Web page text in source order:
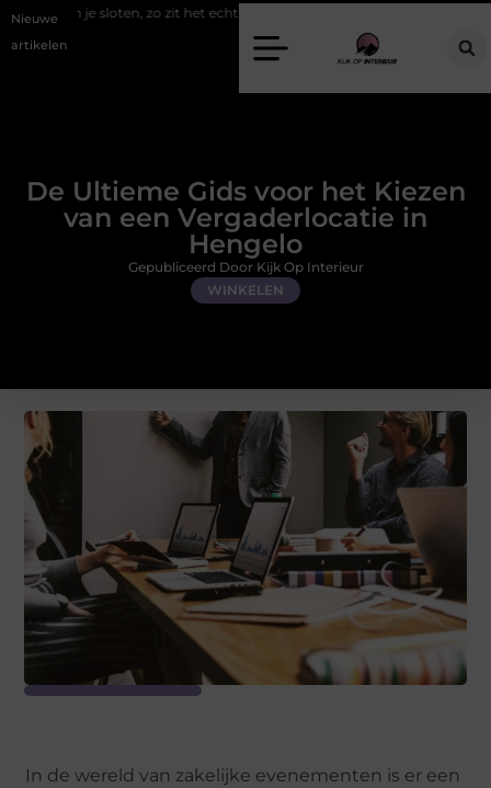
Nieuwe
artikelen
zo zit het echt Een energiezuinige hanglamp kopen in
De Ultieme Gids voor het Kiezen
van een Vergaderlocatie in
Hengelo
WINKELEN
Gepubliceerd Door Kijk Op Interieur
In de wereld van zakelijke evenementen is er een